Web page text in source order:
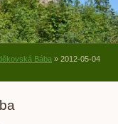
Bába » 2012-05-04